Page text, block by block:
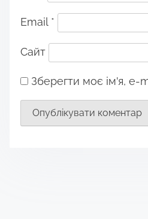
Email *
Сайт
Зберегти моє ім'я, e-